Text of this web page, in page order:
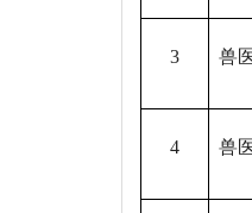
3 兽
4 兽